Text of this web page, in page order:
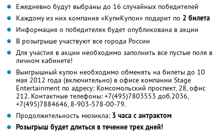
Ежедневно будут выбраны до 16 случайных победителей
Каждому из них компания «КупиКупон» подарит по 2 билета
Информация о победителях будет опубликована в акции
В розыгрыше участвуют все города России
Для участия в акции необходимо заполнить все пустые поля в
личном кабинете!
Выигрышный купон необходимо обменять на билеты до 10
мая 2012 года (включительно) в офисе компании Stage
Entertainment по адресу: Комсомольский проспект, 28, офис
212. Контактные телефоны: +7(495)7803553 доб.2036,
+7(495)7884646, 8-903-578-00-79.
Продолжительность мюзикла: 3 часа с антрактом
Розыгрыш будет длиться в течение трех дней!